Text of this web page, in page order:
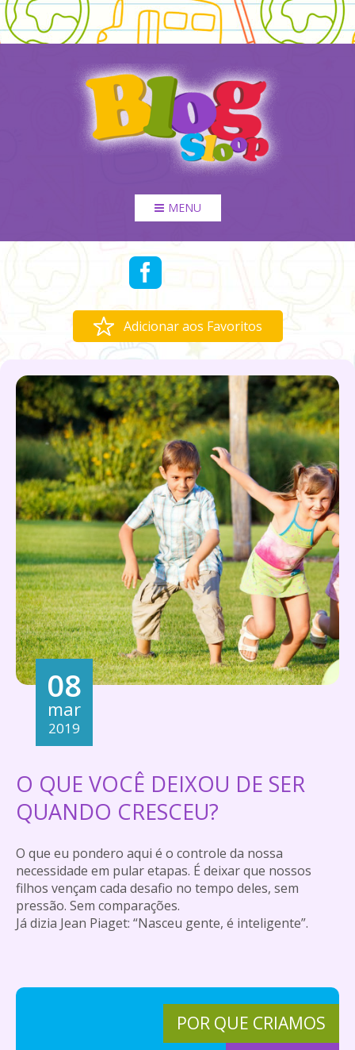
MENU
Adicionar aos Favoritos
08
mar
2019
O QUE VOCÊ DEIXOU DE SER
QUANDO CRESCEU?
O que eu pondero aqui é o controle da nossa
necessidade em pular etapas. É deixar que nossos
filhos vençam cada desafio no tempo deles, sem
pressão. Sem comparações.
Já dizia Jean Piaget: “Nasceu gente, é inteligente”.
POR QUE CRIAMOS